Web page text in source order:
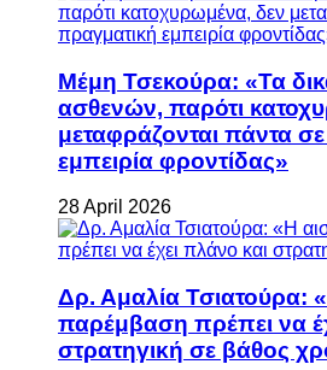
Μέμη Τσεκούρα: «Τα
ασθενών, παρότι
μεταφράζονται πάντα
εμπειρία φροντίδας»
28 April 2026
Δρ. Αμαλία Τσιατούρα:
παρέμβαση πρέπει να
στρατηγική σε βάθος